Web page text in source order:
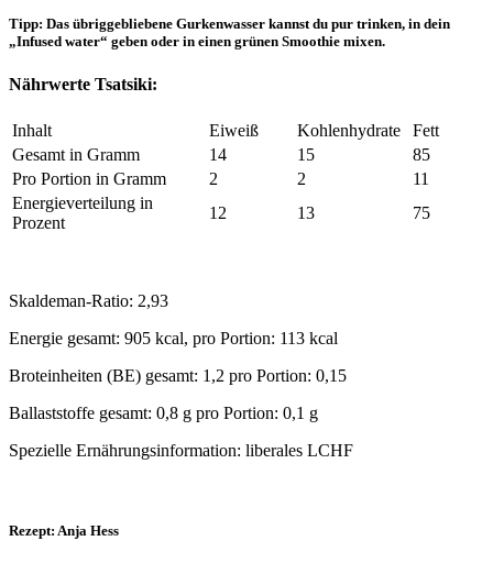
Tipp: Das übriggebliebene Gurkenwasser kannst du pur trinken, in dein
„Infused water“ geben oder in einen grünen Smoothie mixen.
Nährwerte Tsatsiki:
Inhalt Eiweiß Kohlenhydrate
Fett
Gesamt in Gramm
14 15
85
Pro Portion in Gramm
2 2
11
Energieverteilung in
Prozent
12 13 75
Skaldeman-Ratio: 2,93
Energie gesamt: 905 kcal, pro Portion: 113 kcal
Broteinheiten (BE) gesamt: 1,2 pro Portion: 0,15
Ballaststoffe gesamt: 0,8 g pro Portion: 0,1 g
Spezielle Ernährungsinformation: liberales LCHF
Rezept: Anja Hess